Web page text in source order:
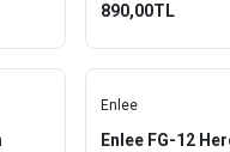
890,00TL
Enlee
Enlee FG-12